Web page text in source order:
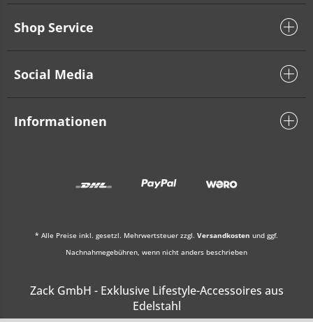
Shop Service
Social Media
Informationen
* Alle Preise inkl. gesetzl. Mehrwertsteuer zzgl. Versandkosten und ggf.
Nachnahmegebühren, wenn nicht anders beschrieben
Zack GmbH - Exklusive Lifestyle-Accessoires aus
Edelstahl